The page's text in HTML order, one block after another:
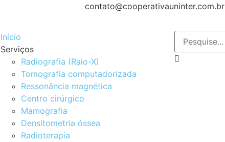
contato@cooperativauninter.com.br
Início
Serviços
Radiografia (Raio-X)
Tomografia computadorizada
Ressonância magnética
Centro cirúrgico
Mamografia
Densitometria óssea
Radioterapia